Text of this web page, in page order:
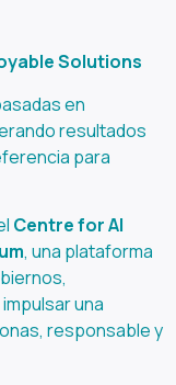
Solutions
en
resultados
para
Centre for AI
, una plataforma
una
responsable y